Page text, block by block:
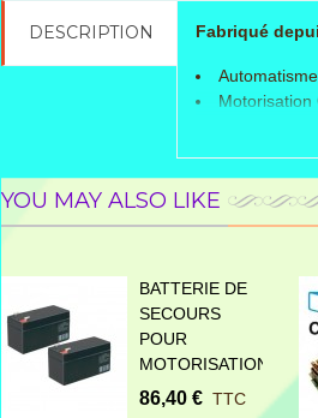
DESCRIPTION Fabriqué
Motorisation
Alimentation
Usage semi
2 vérins
1 centrale
1 récepteur
2
1 jeu de
YOU MAY ALSO LIKE
BATTERIE DE
SECOURS
POUR
MOTORISATION...
86,40 € TTC